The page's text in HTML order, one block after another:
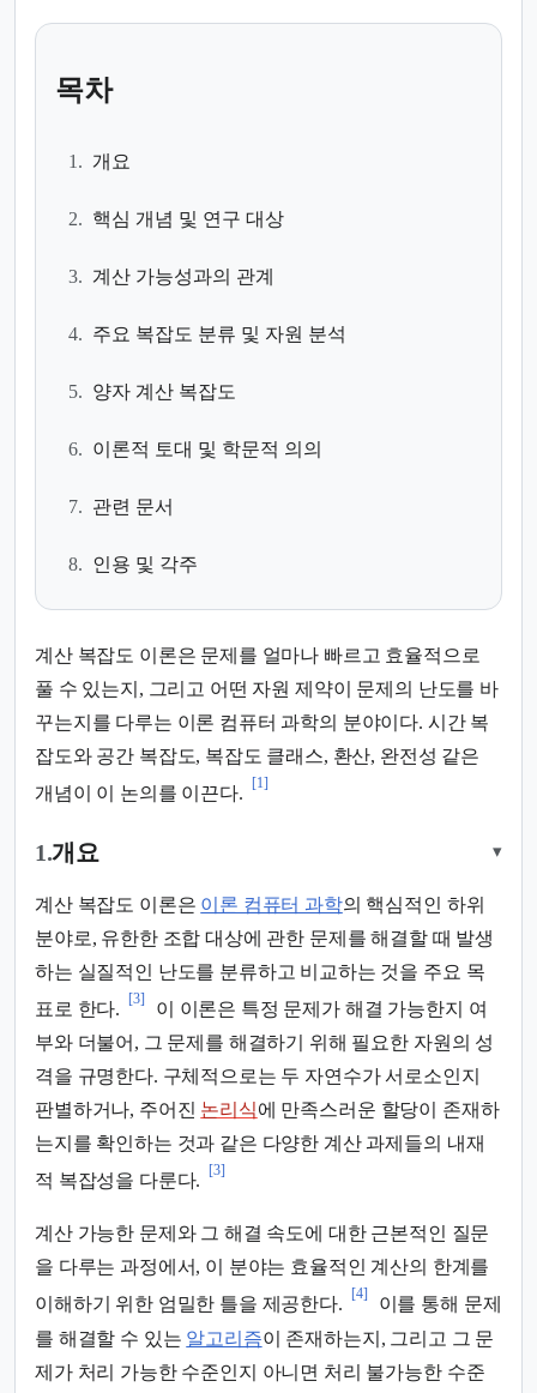
목차
1. 개요
2. 핵심 개념 및 연구 대상
3. 계산 가능성과의 관계
4. 주요 복잡도 분류 및 자원 분석
5. 양자 계산 복잡도
6. 이론적 토대 및 학문적 의의
7. 관련 문서
8. 인용 및 각주
계산 복잡도 이론은 문제를 얼마나 빠르고 효율적으로
풀 수 있는지, 그리고 어떤 자원 제약이 문제의 난도를 바
꾸는지를 다루는 이론 컴퓨터 과학의 분야이다. 시간 복
잡도와 공간 복잡도, 복잡도 클래스, 환산, 완전성 같은
개념이 이 논의를 이끈다.
[1]
1.개요 ▾
계산 복잡도 이론은 이론 컴퓨터 과학의 핵심적인 하위
분야로, 유한한 조합 대상에 관한 문제를 해결할 때 발생
하는 실질적인 난도를 분류하고 비교하는 것을 주요 목
표로 한다.
[3]
이 이론은 특정 문제가 해결 가능한지 여
부와 더불어, 그 문제를 해결하기 위해 필요한 자원의 성
격을 규명한다. 구체적으로는 두 자연수가 서로소인지
판별하거나, 주어진 논리식에 만족스러운 할당이 존재하
는지를 확인하는 것과 같은 다양한 계산 과제들의 내재
적 복잡성을 다룬다.
[3]
계산 가능한 문제와 그 해결 속도에 대한 근본적인 질문
을 다루는 과정에서, 이 분야는 효율적인 계산의 한계를
이해하기 위한 엄밀한 틀을 제공한다.
[4]
이를 통해 문제
를 해결할 수 있는 알고리즘이 존재하는지, 그리고 그 문
제가 처리 가능한 수준인지 아니면 처리 불가능한 수준